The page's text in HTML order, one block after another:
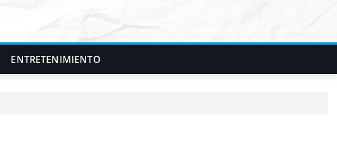
ENTRETENIMIENTO